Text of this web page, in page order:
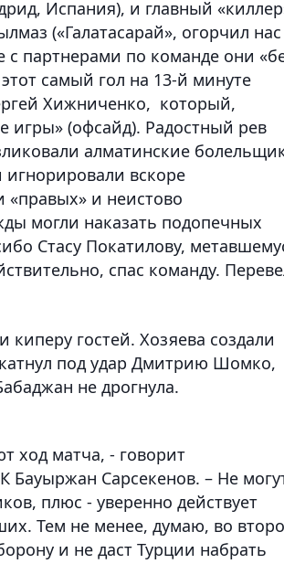
Испания), и главный
(«Галатасарай», огорчил нас
партнерами по команде они
самый гол на 13-й минуте
Хижниченко, который,
игры» (офсайд). Радостный рев
алматинские
вскоре
и неистово
могли наказать подопечных
Стасу Покатилову,
спас команду.
гостей. Хозяева создали
катнул под удар Дмитрию Шомко,
не дрогнула.
ход матча, - говорит
Бауыржан Сарсекенов. – Не
плюс - уверенно действует
Тем не менее, думаю, во
и не даст Турции набрать